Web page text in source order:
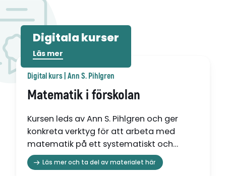
Digitala kurser
Läs mer
Digital kurs | Ann S. Pihlgren
Matematik i förskolan
Kursen leds av Ann S. Pihlgren och ger
konkreta verktyg för att arbeta med
matematik på ett systematiskt och
kreativt sätt i förskolan. Flexibel start,
tillgång i 6 månader med avslutande
Läs mer och ta del av materialet här